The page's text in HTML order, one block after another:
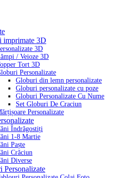
imprimate 3D
3D
/ Veioze 3D
Tort 3D
Personalizate
Globuri din lemn personalizate
Globuri personalizate cu poze
Globuri Personalizate Cu Nume
Set Globuri De Craciun
Personalizate
Îndrăgostiți
1-8 Martie
Paște
Crăciun
Diverse
Personalizate